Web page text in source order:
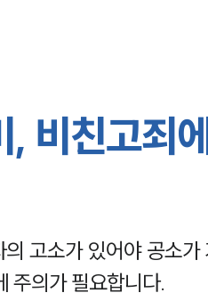
비친고죄
고소가 있어야 공소
주의가 필요합니다.